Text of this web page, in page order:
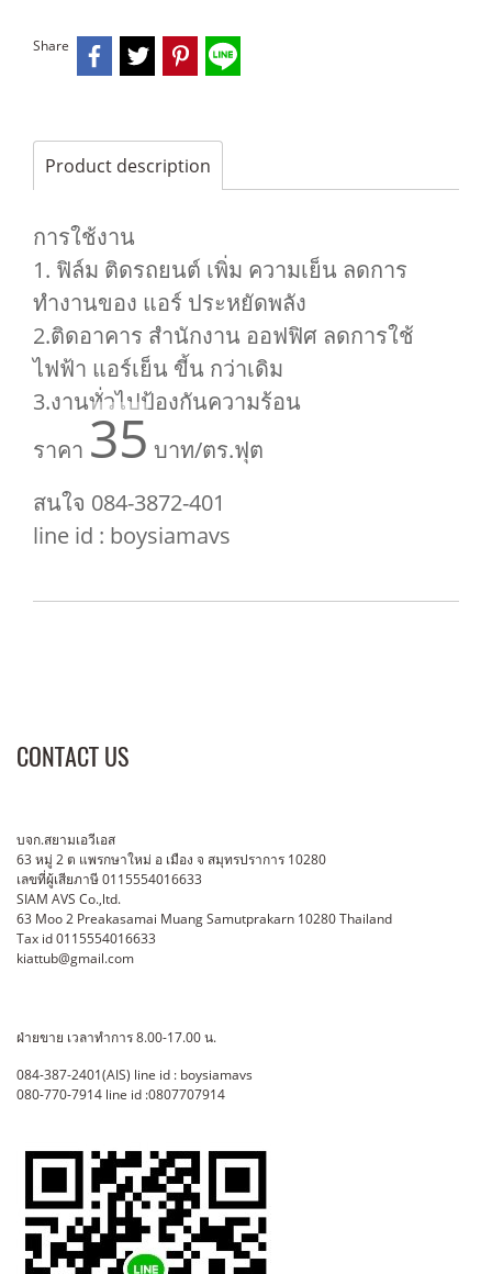
Share
Product description
การใช้งาน
1. ฟิล์ม ติดรถยนต์ เพิ่ม ความเย็น ลดการ
ทำงานของ แอร์ ประหยัดพลัง
2.ติดอาคาร สำนักงาน ออฟฟิศ ลดการใช้
ไฟฟ้า แอร์เย็น ขี้น กว่าเดิม
3.งานทั่วไปป้องกันความร้อน
ราคา 35 บาท/ตร.ฟุต
สนใจ 084-3872-401
line id : boysiamavs
CONTACT US
บจก.สยามเอวีเอส
63 หมู่ 2 ต แพรกษาใหม่ อ เมือง จ สมุทรปราการ 10280
เลขที่ผู้เสียภาษี 0115554016633
SIAM AVS Co.,ltd.
63 Moo 2 Preakasamai Muang Samutprakarn 10280 Thailand
Tax id 0115554016633
kiattub@gmail.com
ฝ่ายขาย เวลาทำการ 8.00-17.00 น.
084-387-2401(AIS) line id : boysiamavs
080-770-7914 line id :0807707914